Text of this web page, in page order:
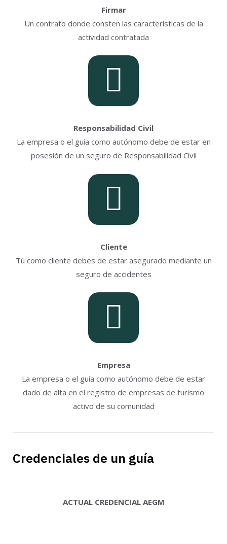
Firmar
Un contrato donde consten las características de la
actividad contratada
Responsabilidad Civil
La empresa o el guía como autónomo debe de estar en
posesión de un seguro de Responsabilidad Civil
Cliente
Tú como cliente debes de estar asegurado mediante un
seguro de accidentes
Empresa
La empresa o el guía como autónomo debe de estar
dado de alta en el registro de empresas de turismo
activo de su comunidad
Credenciales de un guía
ACTUAL CREDENCIAL AEGM